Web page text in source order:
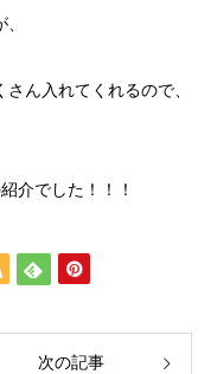
ん入れてくれるので、
介でした！！！
次の記事